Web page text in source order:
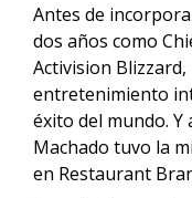
Antes de
dos años como
Activision
entretenimiento
éxito del mundo.
Machado tuvo la
en Restaurant